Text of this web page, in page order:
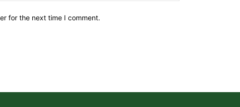
for the next time I comment.